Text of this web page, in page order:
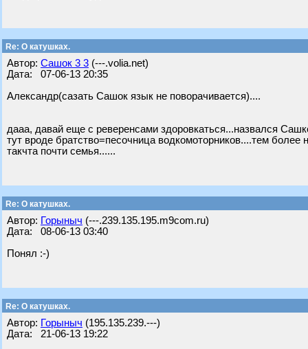
Re: О катушках.
Автор: Сашок 3 3 (---.volia.net)
Дата: 07-06-13 20:35
Александр(сазать Сашок язык не поворачивается)....
дааа, давай еще с реверенсами здоровкаться...назвался
тут вроде братство=песочница водкомоторников....тем
такчта почти семья......
Re: О катушках.
Автор: Горыныч (---.239.135.195.m9com.ru)
Дата: 08-06-13 03:40
Понял :-)
Re: О катушках.
Автор: Горыныч (195.135.239.---)
Дата: 21-06-13 19:22